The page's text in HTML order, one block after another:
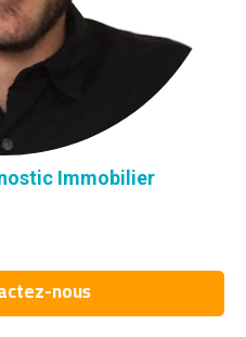
Immobilier
nous